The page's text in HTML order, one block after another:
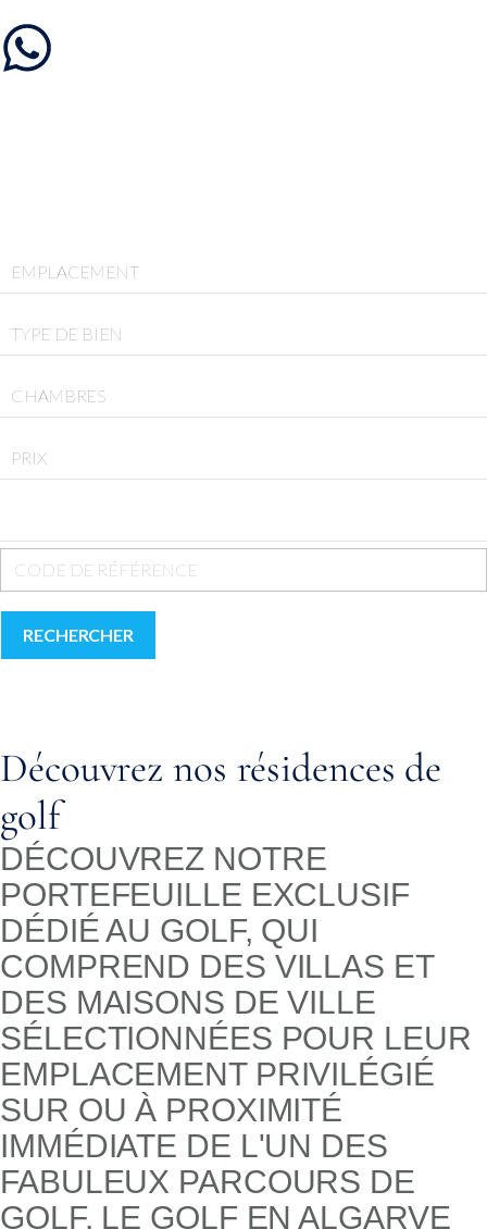
EMPLACEMENT
TYPE DE BIEN
CHAMBRES
PRIX
RECHERCHER
Découvrez nos résidences de
golf
DÉCOUVREZ NOTRE
PORTEFEUILLE EXCLUSIF
DÉDIÉ AU GOLF, QUI
COMPREND DES VILLAS ET
DES MAISONS DE VILLE
SÉLECTIONNÉES POUR LEUR
EMPLACEMENT PRIVILÉGIÉ
SUR OU À PROXIMITÉ
IMMÉDIATE DE L'UN DES
FABULEUX PARCOURS DE
GOLF. LE GOLF EN ALGARVE